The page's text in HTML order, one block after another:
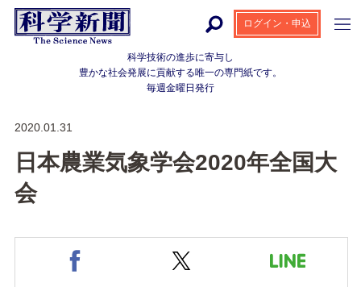
科学技術の進歩に寄与し
豊かな社会発展に貢献する唯一の専門紙です。
毎週金曜日発行
ログイン・申込
2020.01.31
日本農業気象学会2020年全国大
会